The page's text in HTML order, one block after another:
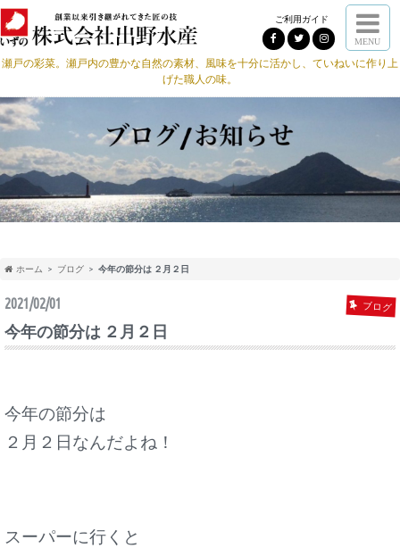
ご利用ガイド
MENU
瀬戸の彩菜。瀬戸内の豊かな自然の素材、風味を十分に活かし、ていねいに作り上
げた職人の味。
ホーム ブログ 今年の節分は ２月２日
2021/02/01 ブログ
今年の節分は ２月２日
今年の節分は
２月２日なんだよね！
スーパーに行くと